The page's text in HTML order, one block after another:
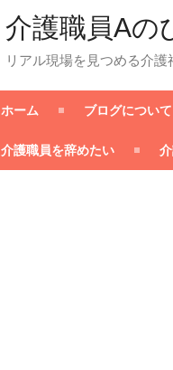
介護職員Aの
リアル現場を見つめる介護
ホーム ブログについて
介護職員を辞めたい